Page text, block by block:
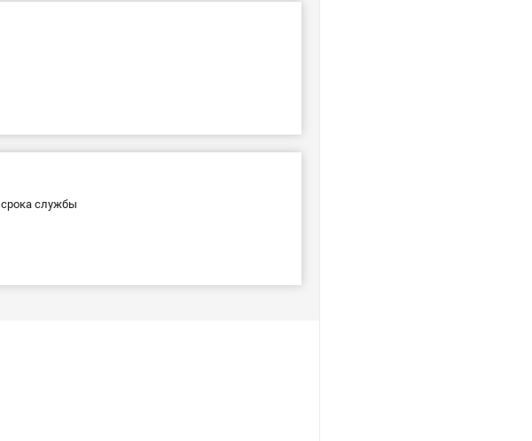
службы